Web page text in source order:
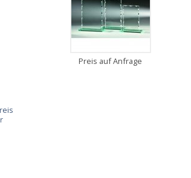
Preis auf Anfrage